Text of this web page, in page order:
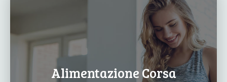
Alimentazione Corsa